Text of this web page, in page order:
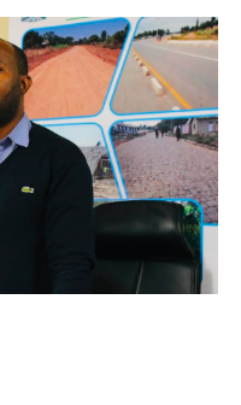
YA UKIMWI
YA MAZAO NDIO NJIA
ZAO LA PARACHICHI
JUU KATIKA
YA UJENZI WA